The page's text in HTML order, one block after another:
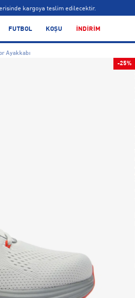
kargoya teslim edilecektir.
farksız taksit seçenekleri!
FUTBOL KOŞU İNDİRİM
Ayakkabı
-25%